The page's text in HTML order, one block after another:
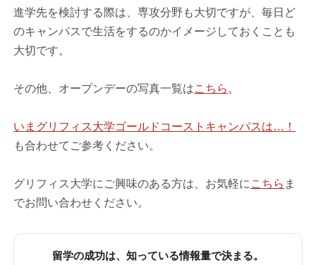
進学先を検討する際は、専攻分野も大切ですが、毎日ど
のキャンパスで生活をするのかイメージしておくことも
大切です。
その他、オープンデーの写真一覧はこちら 。
いまグリフィス大学ゴールドコーストキャンパスは…！
も合わせてご参考ください。
グリフィス大学にご興味のある方は、お気軽に こちら ま
でお問い合わせください。
留学の成功は、知っている情報量で決まる。